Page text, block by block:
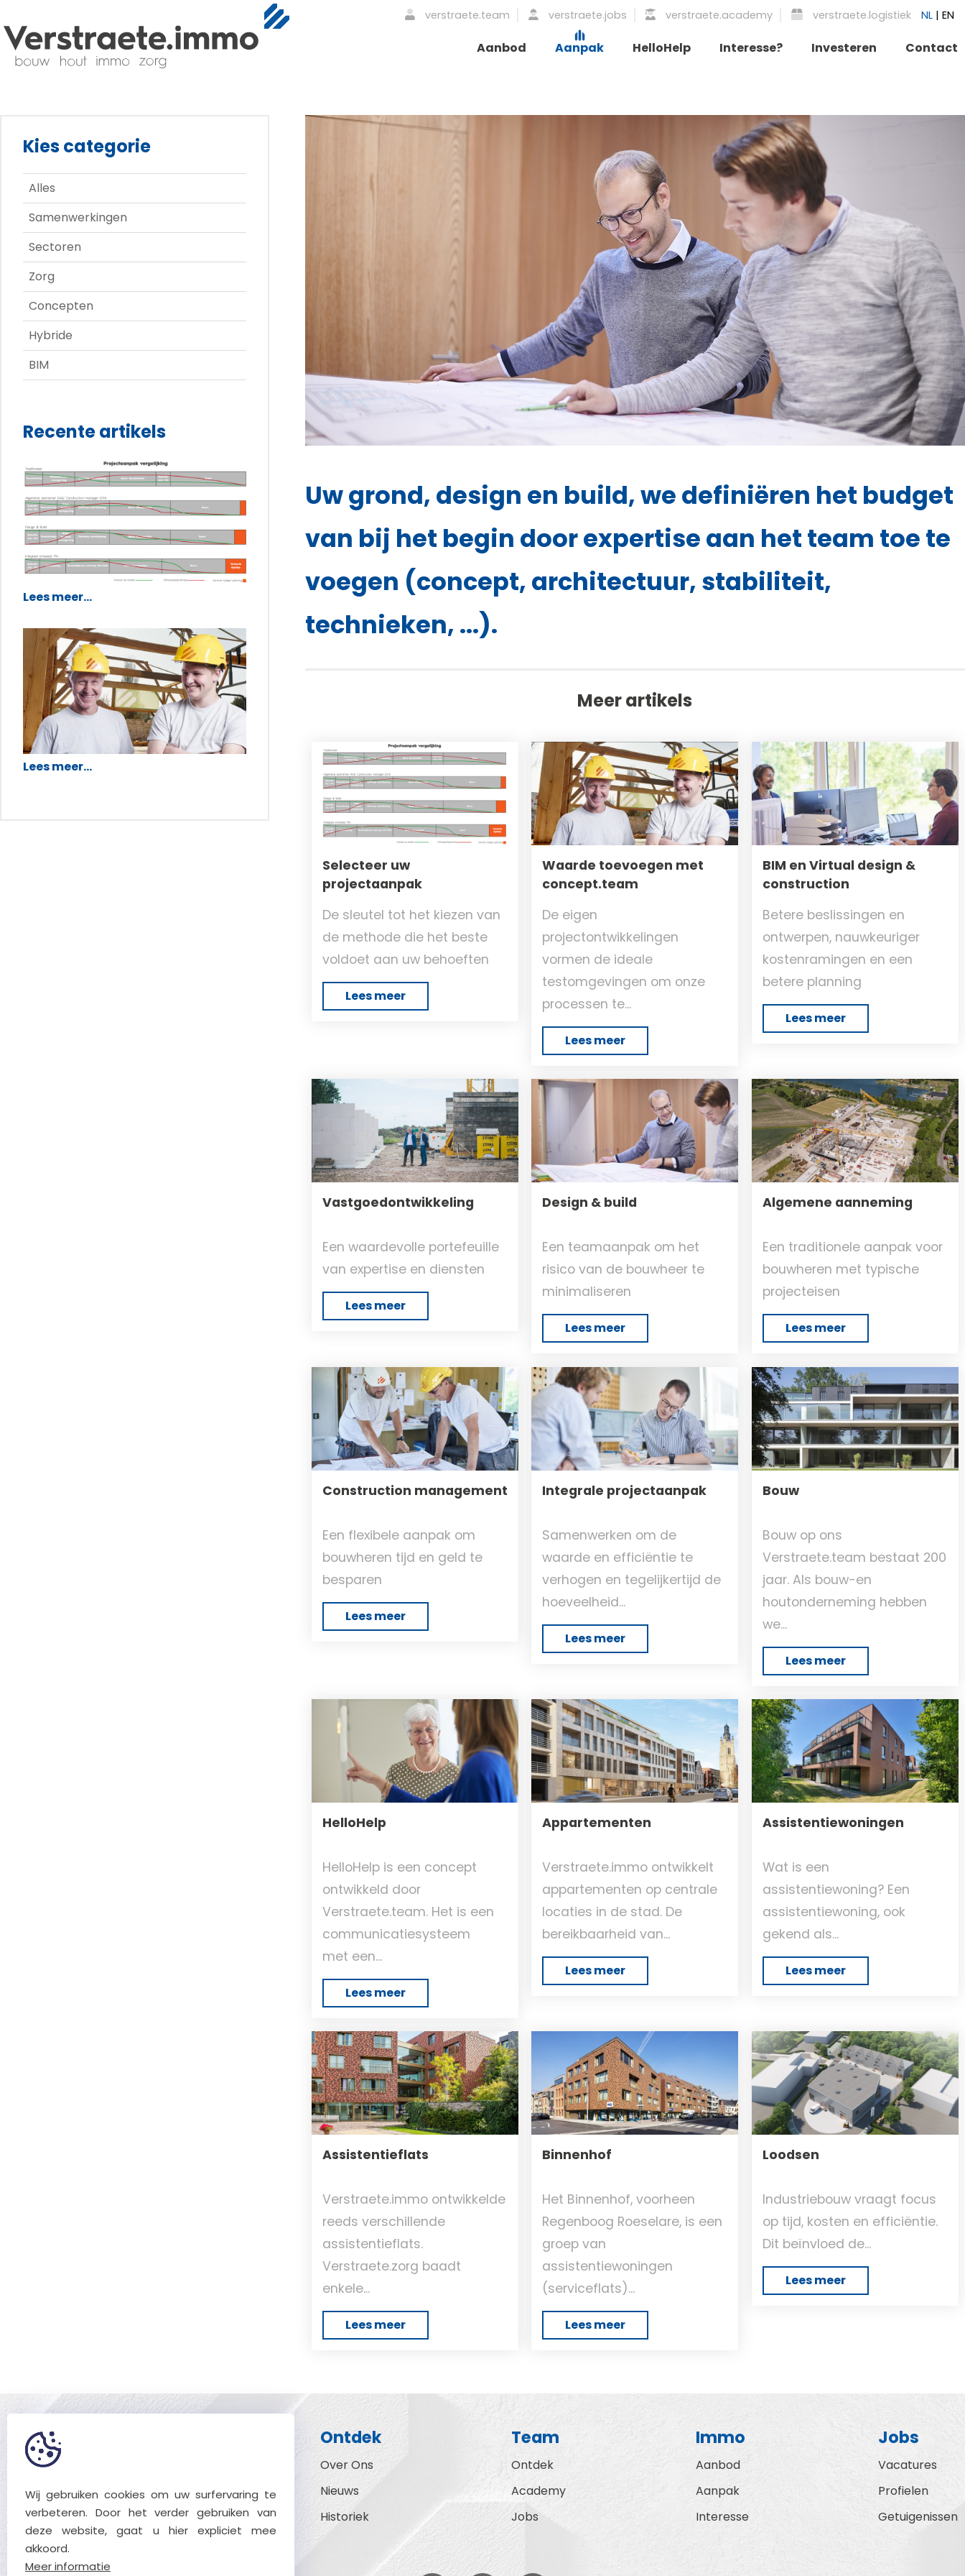
verstraete.team verstraete.jobs verstraete.academy verstraete.logistiek NL | EN
Aanbod Aanpak HelloHelp Interesse? Investeren Contact
Kies categorie
Alles
Samenwerkingen
Sectoren
Zorg
Concepten
Hybride
BIM
Recente artikels
Lees meer...
Lees meer...
Uw grond, design en build, we definiëren het budget
van bij het begin door expertise aan het team toe te
voegen (concept, architectuur, stabiliteit,
technieken, ...).
Meer artikels
Selecteer uw
projectaanpak
De sleutel tot het kiezen van
de methode die het beste
voldoet aan uw behoeften
Lees meer
Waarde toevoegen met
concept.team
De eigen
projectontwikkelingen
vormen de ideale
testomgevingen om onze
processen te...
Lees meer
BIM en Virtual design &
construction
Betere beslissingen en
ontwerpen, nauwkeuriger
kostenramingen en een
betere planning
Lees meer
Vastgoedontwikkeling
Een waardevolle portefeuille
van expertise en diensten
Lees meer
Design & build
Een teamaanpak om het
risico van de bouwheer te
minimaliseren
Lees meer
Algemene aanneming
Een traditionele aanpak voor
bouwheren met typische
projecteisen
Lees meer
Construction management
Een flexibele aanpak om
bouwheren tijd en geld te
besparen
Lees meer
Integrale projectaanpak
Samenwerken om de
waarde en efficiëntie te
verhogen en tegelijkertijd de
hoeveelheid...
Lees meer
Bouw
Bouw op ons
Verstraete.team bestaat 200
jaar. Als bouw-en
houtonderneming hebben
we...
Lees meer
HelloHelp
HelloHelp is een concept
ontwikkeld door
Verstraete.team. Het is een
communicatiesysteem
met een...
Lees meer
Appartementen
Verstraete.immo ontwikkelt
appartementen op centrale
locaties in de stad. De
bereikbaarheid van...
Lees meer
Assistentiewoningen
Wat is een
assistentiewoning? Een
assistentiewoning, ook
gekend als...
Lees meer
Assistentieflats
Verstraete.immo ontwikkelde
reeds verschillende
assistentieflats.
Verstraete.zorg baadt
enkele...
Lees meer
Binnenhof
Het Binnenhof, voorheen
Regenboog Roeselare, is een
groep van
assistentiewoningen
(serviceflats)...
Lees meer
Loodsen
Industriebouw vraagt focus
op tijd, kosten en efficiëntie.
Dit beïnvloed de...
Lees meer
Blijf op de hoogte
Wil je op de hoogte blijven van al
Schrijf je in
Ontdek
Over Ons
Nieuws
Historiek
Team
Ontdek
Academy
Jobs
Immo
Aanbod
Aanpak
Interesse
Jobs
Vacatures
Profielen
Getuigenissen
Wij gebruiken cookies om uw surfervaring te
verbeteren. Door het verder gebruiken van
deze website, gaat u hier expliciet mee
akkoord.
Meer informatie